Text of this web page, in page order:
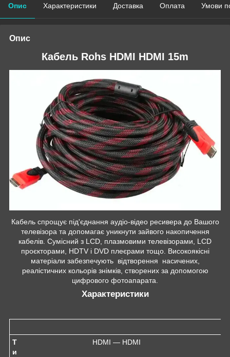
Опис Характеристики Доставка Оплата Умови
Опис
Кабель Rohs HDMI HDMI 15m
Кабель спрощує під'єднання аудіо-відео ресивера до Вашого
телевізора та допомагає уникнути зайвого накопичення
кабелів. Сумісний з LCD, плазмовими телевізорами, LCD
проєкторами, HDTV і DVD плеєрами тощо. Високоякісні
матеріали забезпечують відтворення насичених,
реалістичних кольорів знімків, створених за допомогою
цифрового фотоапарата.
Характеристики
Т
и
HDMI — HDMI